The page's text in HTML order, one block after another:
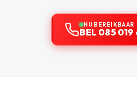
NU BEREIKBAAR
BEL 085 019